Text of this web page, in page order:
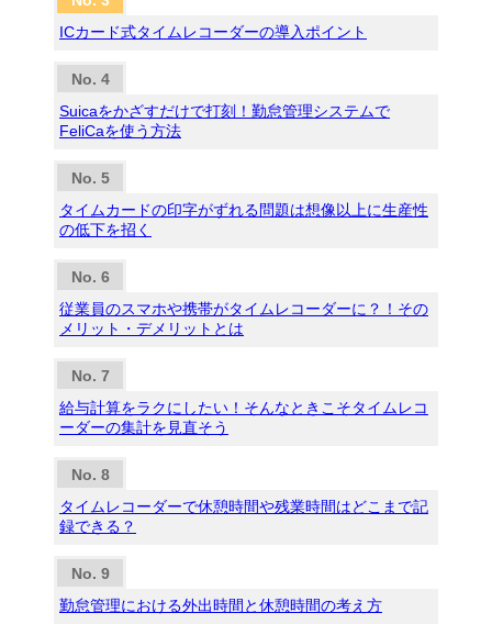
ICカード式タイムレコーダーの導入ポイント
Suicaをかざすだけで打刻！勤怠管理システムで
FeliCaを使う方法
タイムカードの印字がずれる問題は想像以上に生産性
の低下を招く
従業員のスマホや携帯がタイムレコーダーに？！その
メリット・デメリットとは
給与計算をラクにしたい！そんなときこそタイムレコ
ーダーの集計を見直そう
タイムレコーダーで休憩時間や残業時間はどこまで記
録できる？
勤怠管理における外出時間と休憩時間の考え方